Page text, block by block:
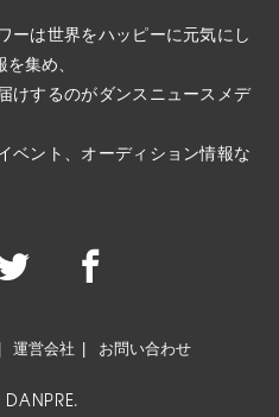
ーは世界をハッピーに元気にし
集め、
けするのがダンスニュースメデ
ベント、オーディション情報な
運営会社 お問い合わせ